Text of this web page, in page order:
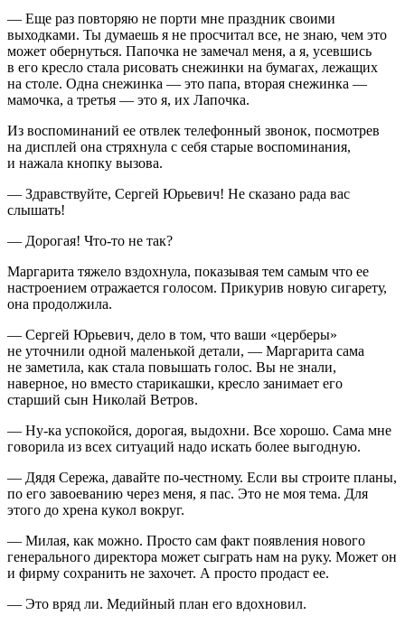
— Еще раз повторяю не порти мне праздник своими
выходками. Ты думаешь я не просчитал все, не знаю, чем это
может обернуться. Папочка не замечал меня, а я, усевшись
в его кресло стала рисовать снежинки на бумагах, лежащих
на столе. Одна снежинка — это папа, вторая снежинка —
мамочка, а третья — это я, их Лапочка.
Из воспоминаний ее отвлек телефонный звонок, посмотрев
на дисплей она стряхнула с себя старые воспоминания,
и нажала кнопку вызова.
— Здравствуйте, Сергей Юрьевич! Не сказано рада вас
слышать!
— Дорогая! Что-то не так?
Маргарита тяжело вздохнула, показывая тем самым что ее
настроением отражается голосом. Прикурив новую сигарету,
она продолжила.
— Сергей Юрьевич, дело в том, что ваши «церберы»
не уточнили одной маленькой детали, — Маргарита сама
не заметила, как стала повышать голос. Вы не знали,
наверное, но вместо старикашки, кресло занимает его
старший сын Николай Ветров.
— Ну-ка успокойся, дорогая, выдохни. Все хорошо. Сама мне
говорила из всех ситуаций надо искать более выгодную.
— Дядя Сережа, давайте по-честному. Если вы строите планы,
по его завоеванию через меня, я пас. Это не моя тема. Для
этого до хрена кукол вокруг.
— Милая, как можно. Просто сам факт появления нового
генерального директора может сыграть нам на руку. Может он
и фирму сохранить не захочет. А просто продаст ее.
— Это вряд ли. Медийный план его вдохновил.